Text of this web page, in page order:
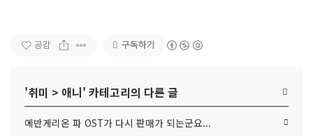
공감 구독하기
'취미 > 애니' 카테고리의 다른 글
에반게리온 파 OST가 다시 판매가 되는군요...